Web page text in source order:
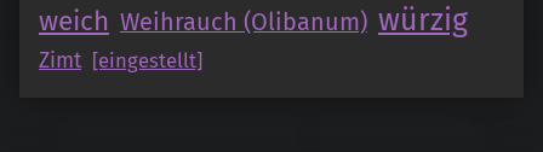
weich Weihrauch (Olibanum) würzig
Zimt [eingestellt]